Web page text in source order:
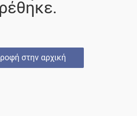
στην αρχική